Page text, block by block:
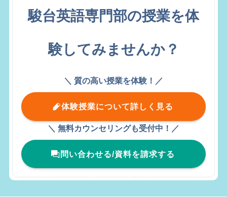
駿台英語専門部の授業を体
験してみませんか？
＼ 質の高い授業を体験！／
体験授業について詳しく見る
＼ 無料カウンセリングも受付中！／
問い合わせる/資料を請求する